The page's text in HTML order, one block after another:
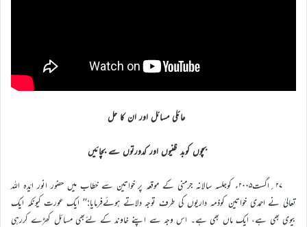
عائلی مسائل اور ان کا حل
بچوں کوبد ظنیوں اور کدورتوں سے بچائیں
۲۷؍اگست۲۰۰۵ء کوجلسہ سالانہ جرمنی کے موقعہ پر خواتین سے خطاب میں حضور انور ایّدہ اللہ
تعالیٰ نے احمدی خواتین کوذمہ داریوں کی طرف توجہ دلاتے ہوئےفرمایا:’’ ایک عورت کیونکہ ایک
بیوی بھی ہے، ایک ماں بھی ہے۔ اس وجہ سے اپنے خاوند کے لئےبھی مسائل کھڑے کررہی